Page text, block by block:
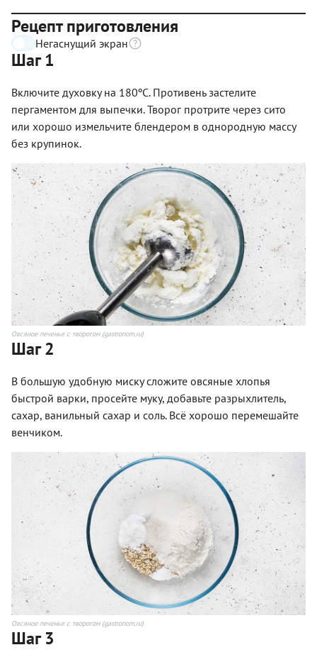
Рецепт приготовления
Негаснущий экран
Шаг 1
Включите духовку на 180ºC. Противень застелите
пергаментом для выпечки. Творог протрите через сито
или хорошо измельчите блендером в однородную массу
без крупинок.
Овсяное печенье с творогом (gastronom.ru)
Шаг 2
В большую удобную миску сложите овсяные хлопья
быстрой варки, просейте муку, добавьте разрыхлитель,
сахар, ванильный сахар и соль. Всё хорошо перемешайте
венчиком.
Овсяное печенье с творогом (gastronom.ru)
Шаг 3